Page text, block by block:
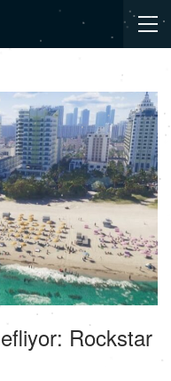
Rockstar